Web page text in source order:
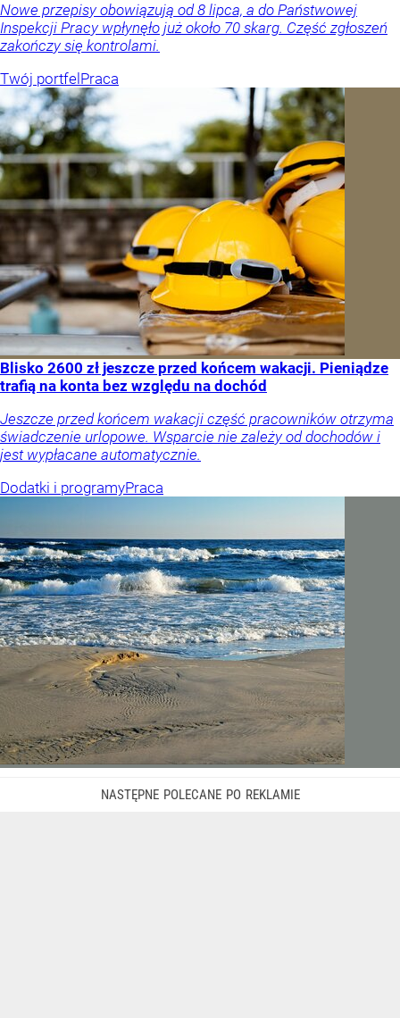
Nowe przepisy obowiązują od 8 lipca, a do Państwowej
Inspekcji Pracy wpłynęło już około 70 skarg. Część zgłoszeń
zakończy się kontrolami.
Twój portfel Praca
Blisko 2600 zł jeszcze przed końcem wakacji. Pieniądze
trafią na konta bez względu na dochód
Jeszcze przed końcem wakacji część pracowników otrzyma
świadczenie urlopowe. Wsparcie nie zależy od dochodów i
jest wypłacane automatycznie.
Dodatki i programyPraca